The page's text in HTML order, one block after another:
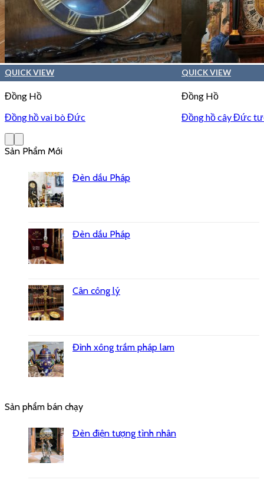
QUICK VIEW
Đồng Hồ
Đồng hồ vai bò Đức
QUICK VIEW
Đồng Hồ
Đồng hồ cây Đức
Sản Phẩm Mới
Đèn dầu Pháp
Đèn dầu Pháp
Cân công lý
Đỉnh xông trầm pháp lam
Sản phẩm bán chạy
Đèn điện tượng tình nhân